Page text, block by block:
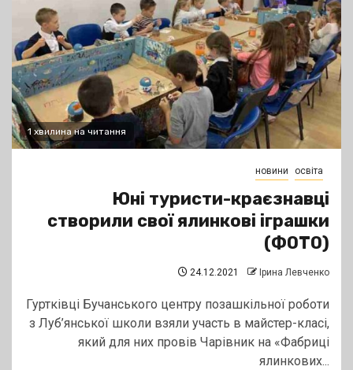
1 хвилина на читання
новини освіта
Юні туристи-краєзнавці
створили свої ялинкові іграшки
(ФОТО)
24.12.2021 Ірина Левченко
Гуртківці Бучанського центру позашкільної роботи
з Луб’янської школи взяли участь в майстер-класі,
який для них провів Чарівник на «Фабриці
ялинкових...